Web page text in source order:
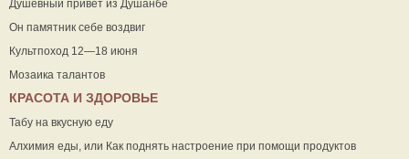
Душевный привет из Душанбе
Он памятник себе воздвиг
Культпоход 12—18 июня
Мозаика талантов
КРАСОТА И ЗДОРОВЬЕ
Табу на вкусную еду
Алхимия еды, или Как поднять настроение при помощи продуктов